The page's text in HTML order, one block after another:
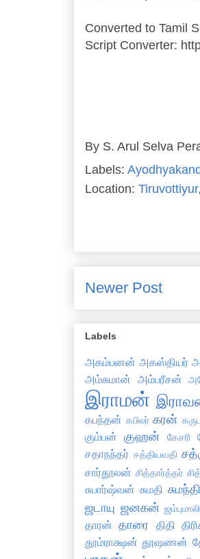
Converted to Tamil
Script Converter:
By S. Arul Selva
Labels:
Location:
Newer Post
Labels
அகம்பனன் அகஸ்தியர்
அம்சுமான் அம்பரீசன்
இராமன்
கபந்தன் கபிலர் கரன்
கும்பன் குஹன் கேசரி
சதாநந்தர் சத்தியவதி
சார்தூலன் சித்தார்த்தர்
சுபார்ஷ்வன் சுமதி
ஜடாயு ஜனகன் ஜம்புமாலி
தாரன் தாரை திதி
தூம்ராக்ஷன் தூஷணன்